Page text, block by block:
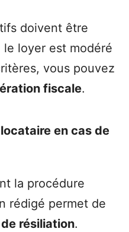
doivent être
loyer est modéré
vous pouvez
fiscale.
en cas de
la procédure
rédigé permet de
résiliation.